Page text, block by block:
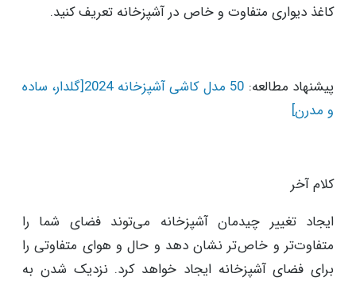
کاغذ دیواری متفاوت و خاص در آشپزخانه تعریف کنید.
پیشنهاد مطالعه:
50 مدل کاشی آشپزخانه 2024[گلدار، ساده
و مدرن]
کلام آخر
ایجاد تغییر چیدمان آشپزخانه می‌توند فضای شما را
متفاوت‌تر و خاص‌تر نشان دهد و حال و هوای متفاوتی را
برای فضای آشپزخانه ایجاد خواهد کرد. نزدیک شدن به